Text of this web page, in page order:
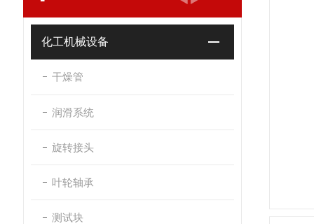
化工机械设备
干燥管
润滑系统
旋转接头
叶轮轴承
测试块